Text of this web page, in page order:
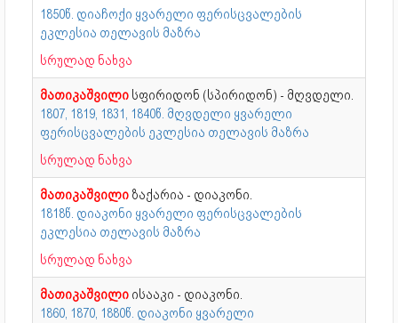
1850წ. დიაჩოქი ყვარელი ფერისცვალების
ეკლესია თელავის მაზრა
სრულად ნახვა
მათიკაშვილი სფირიდონ (სპირიდონ) - მღვდელი.
1807, 1819, 1831, 1840წ. მღვდელი ყვარელი
ფერისცვალების ეკლესია თელავის მაზრა
სრულად ნახვა
მათიკაშვილი ზაქარია - დიაკონი.
1818წ. დიაკონი ყვარელი ფერისცვალების
ეკლესია თელავის მაზრა
სრულად ნახვა
მათიკაშვილი ისააკი - დიაკონი.
1860, 1870, 1880წ. დიაკონი ყვარელი